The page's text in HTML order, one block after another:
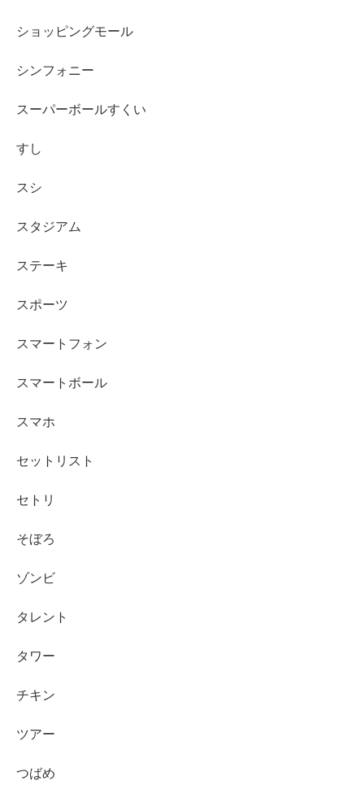
ショッピングモール
シンフォニー
スーパーボールすくい
すし
スシ
スタジアム
ステーキ
スポーツ
スマートフォン
スマートボール
スマホ
セットリスト
セトリ
そぼろ
ゾンビ
タレント
タワー
チキン
ツアー
つばめ